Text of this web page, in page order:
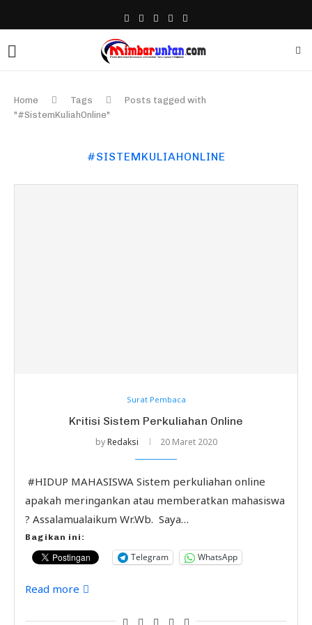
Home Tags
Posts tagged with
"#SistemKuliahOnline"
#SISTEMKULIAHONLINE
Surat Pembaca
Kritisi Sistem Perkuliahan Online
byRedaksi 20 Maret 2020
#HIDUP MAHASISWA Sistem perkuliahan online
apakah meringankan atau memberatkan mahasiswa
? Assalamualaikum Wr.Wb. Saya…
Bagikan ini:
Telegram WhatsApp
Read more